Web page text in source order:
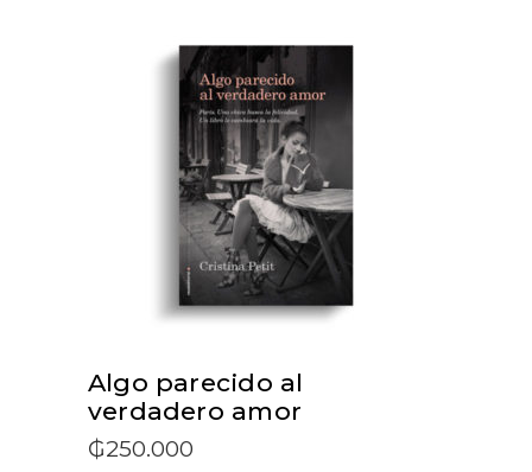
ADD TO CART
Algo parecido al
verdadero amor
₲250.000